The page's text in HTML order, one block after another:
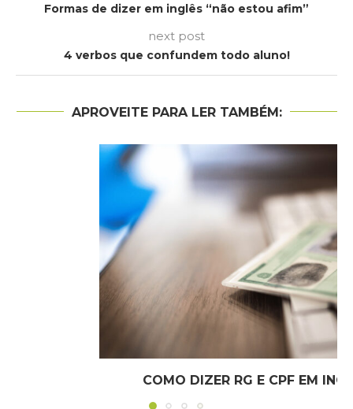
Formas de dizer em inglês “não estou afim”
next post
4 verbos que confundem todo aluno!
APROVEITE PARA LER TAMBÉM:
AULÃO EM INGLÊS – TO HAVE, TO BE...